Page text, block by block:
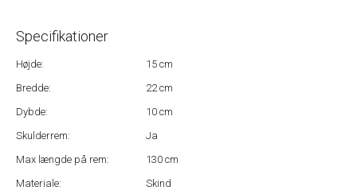
Specifikationer
Højde:
15 cm
Bredde:
22 cm
Dybde:
10 cm
Skulderrem:
Ja
Max længde på rem:
130 cm
Materiale:
Skind